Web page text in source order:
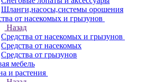
Шланги,насосы,системы орошения
от насекомых и грызунов
Назад
Средства от насекомых и грызунов
Средства от насекомых
Средства от грызунов
мебель
и растения